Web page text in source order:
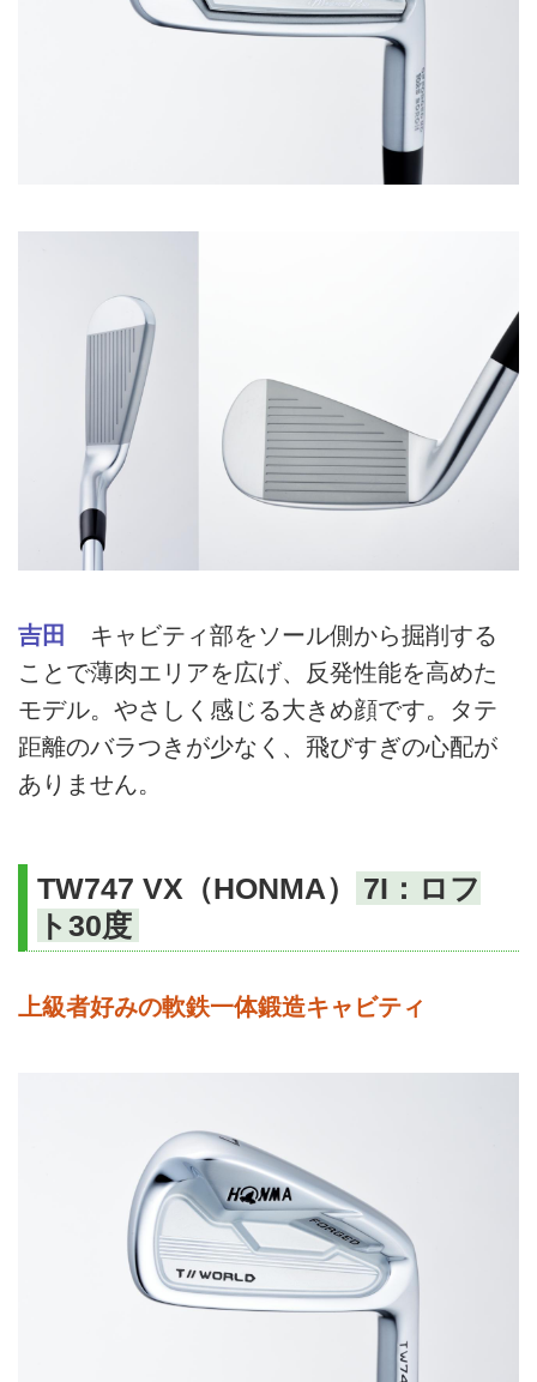
吉田
キャビティ部をソール側から掘削する
ことで薄肉エリアを広げ、反発性能を高めた
モデル。やさしく感じる大きめ顔です。タテ
距離のバラつきが少なく、飛びすぎの心配が
ありません。
TW747 VX（HONMA）
7I：ロフ
ト30度
上級者好みの軟鉄一体鍛造キャビティ